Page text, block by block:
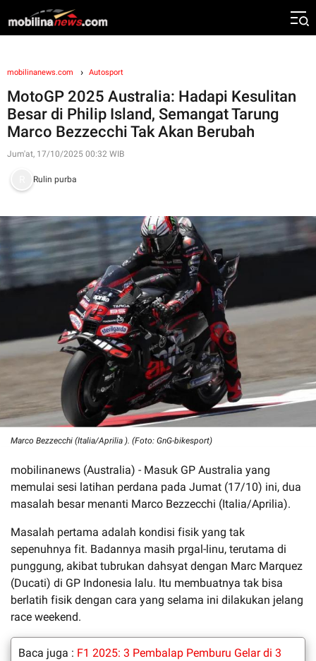
mobilinanews.com Autosport
MotoGP 2025 Australia: Hadapi Kesulitan
Besar di Philip Island, Semangat Tarung
Marco Bezzecchi Tak Akan Berubah
Jum'at, 17/10/2025 00:32 WIB
Rulin purba
Marco Bezzecchi (Italia/Aprilia ). (Foto: GnG-bikesport)
mobilinanews (Australia) - Masuk GP Australia yang
memulai sesi latihan perdana pada Jumat (17/10) ini, dua
masalah besar menanti Marco Bezzecchi (Italia/Aprilia).
Masalah pertama adalah kondisi fisik yang tak
sepenuhnya fit. Badannya masih prgal-linu, terutama di
punggung, akibat tubrukan dahsyat dengan Marc Marquez
(Ducati) di GP Indonesia lalu. Itu membuatnya tak bisa
berlatih fisik dengan cara yang selama ini dilakukan jelang
race weekend.
Baca juga : F1 2025: 3 Pembalap Pemburu Gelar di 3